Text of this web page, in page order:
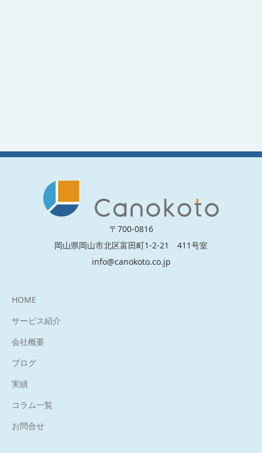
〒700-0816
岡山県岡山市北区富田町1-2-21 411号室
info@canokoto.co.jp
HOME
サービス紹介
会社概要
ブログ
実績
コラム一覧
お問合せ